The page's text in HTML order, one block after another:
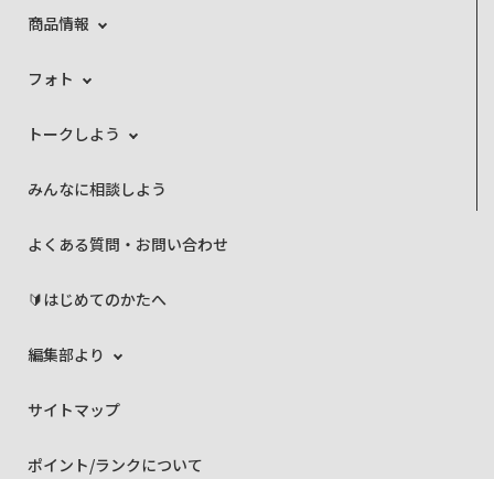
商品情報
フォト
トークしよう
みんなに相談しよう
よくある質問・お問い合わせ
🔰はじめてのかたへ
編集部より
サイトマップ
ポイント/ランクについて